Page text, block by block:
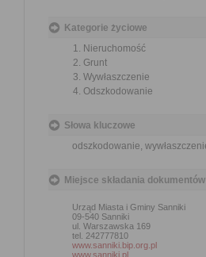
Kategorie życiowe
Nieruchomość
Grunt
Wywłaszczenie
Odszkodowanie
Słowa kluczowe
odszkodowanie,
Miejsce składania dokumentów
Urząd Miasta i Gminy Sanniki
09-540 Sanniki
ul. Warszawska 169
tel. 242777810
www.sanniki.bip.org.pl
www.sanniki.pl